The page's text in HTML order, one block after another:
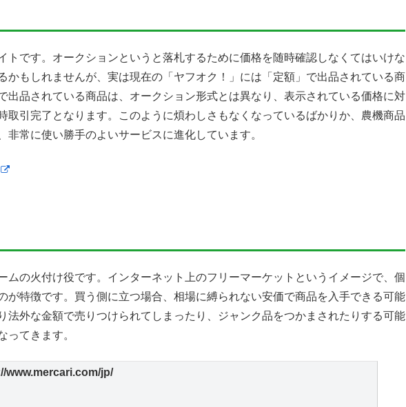
トです。オークションというと落札するために価格を随時確認しなくてはいけな
かもしれませんが、実は現在の「ヤフオク！」には「定額」で出品されている商
出品されている商品は、オークション形式とは異なり、表示されている価格に対
取引完了となります。このように煩わしさもなくなっているばかりか、農機商品
非常に使い勝手のよいサービスに進化しています。
ムの火付け役です。インターネット上のフリーマーケットというイメージで、個
が特徴です。買う側に立つ場合、相場に縛られない安価で商品を入手できる可能
法外な金額で売りつけられてしまったり、ジャンク品をつかまされたりする可能
ってきます。
www.mercari.com/jp/